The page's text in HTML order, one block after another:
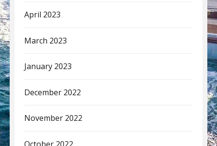
April 2023
March 2023
January 2023
December 2022
November 2022